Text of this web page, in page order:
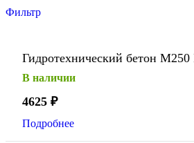
Фильтр
Гидротехнический бетон М250
В наличии
4625 ₽
Подробнее